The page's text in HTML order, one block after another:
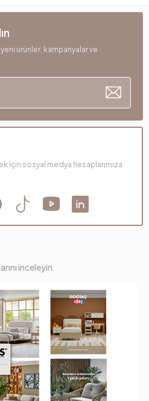
inceleyin.
ürünler, kampanyalar ve
için sosyal medya hesaplarımıza